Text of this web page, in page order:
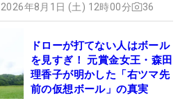
2026年8月1日 (土) 12時00分 36
ドローが打てない人はボール
を見すぎ！ 元賞金女王・森田
理香子が明かした「右ツマ先
前の仮想ボール」の真実